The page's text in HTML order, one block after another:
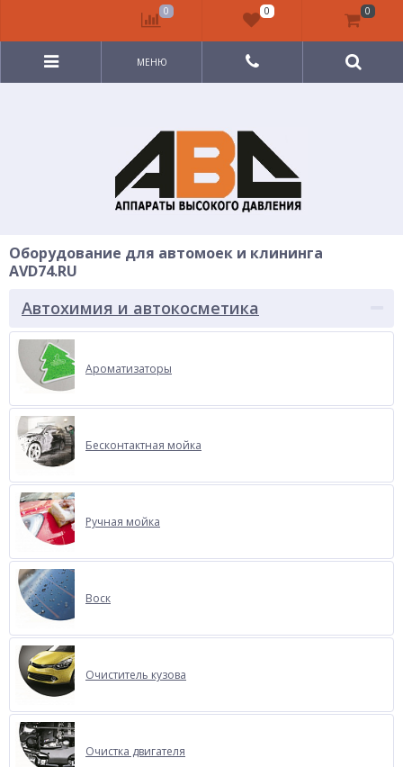
МЕНЮ
Оборудование для автомоек и клининга
AVD74.RU
Автохимия и автокосметика
Ароматизаторы
Бесконтактная мойка
Ручная мойка
Воск
Очиститель кузова
Очистка двигателя
0 0 0